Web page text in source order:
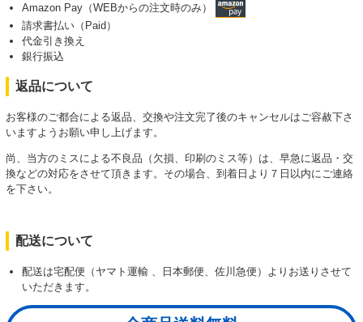
Amazon Pay（WEBからの注文時のみ）
請求書払い（Paid）
代金引き換え
銀行振込
返品について
お客様のご都合による返品、交換や注文完了後のキャンセルはご容赦下さ
いますようお願い申し上げます。
尚、当方のミスによる不良品（欠損、印刷のミス等）は、早急に返品・交
換などの対応をさせて頂きます。その場合、到着日より７日以内にご連絡
を下さい。
配送について
配送は宅配便（ヤマト運輸 、日本郵便、佐川急便）よりお送りさせて
いただきます。